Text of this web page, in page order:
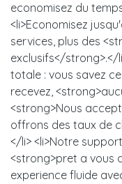
economisez du
<li>Economisez
services, plus des
exclusifs</strong>.</
totale : vous savez
recevez,
<strong>Nous
offrons des taux de
</li> <li>Notre
<strong>pret a vous
experience fluide